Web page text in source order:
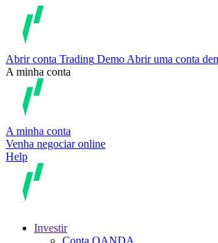
Abrir conta Trading Demo Abrir uma conta
A minha conta
A minha conta
Venha negociar online
Help
Investir
Conta OANDA